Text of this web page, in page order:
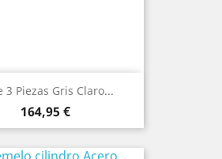
3 Piezas Gris Claro...
Precio
164,95 €